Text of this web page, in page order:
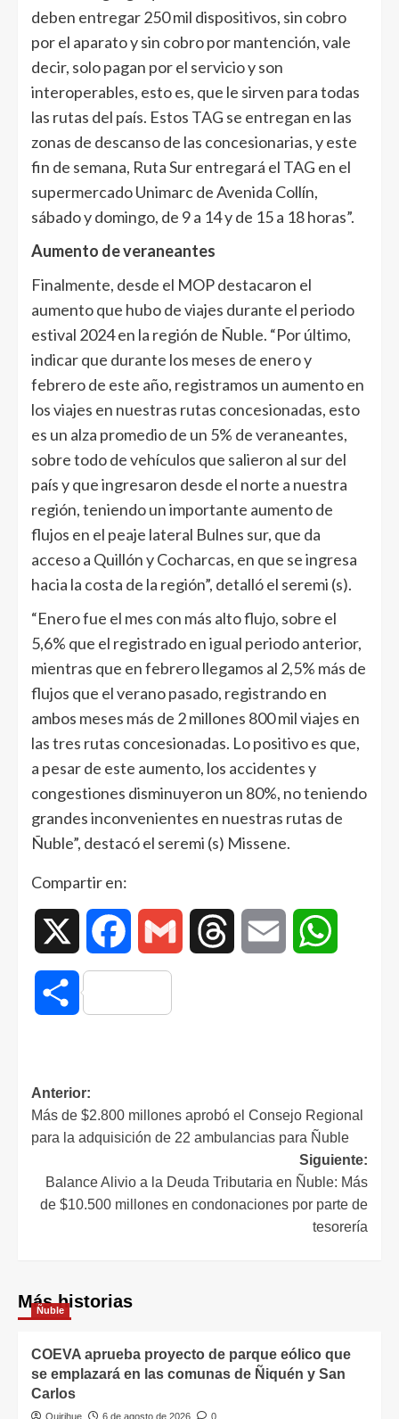
deben entregar 250 mil dispositivos, sin cobro
por el aparato y sin cobro por mantención, vale
decir, solo pagan por el servicio y son
interoperables, esto es, que le sirven para todas
las rutas del país. Estos TAG se entregan en las
zonas de descanso de las concesionarias, y este
fin de semana, Ruta Sur entregará el TAG en el
supermercado Unimarc de Avenida Collín,
sábado y domingo, de 9 a 14 y de 15 a 18 horas”.
Aumento de veraneantes
Finalmente, desde el MOP destacaron el
aumento que hubo de viajes durante el periodo
estival 2024 en la región de Ñuble. “Por último,
indicar que durante los meses de enero y
febrero de este año, registramos un aumento en
los viajes en nuestras rutas concesionadas, esto
es un alza promedio de un 5% de veraneantes,
sobre todo de vehículos que salieron al sur del
país y que ingresaron desde el norte a nuestra
región, teniendo un importante aumento de
flujos en el peaje lateral Bulnes sur, que da
acceso a Quillón y Cocharcas, en que se ingresa
hacia la costa de la región”, detalló el seremi (s).
“Enero fue el mes con más alto flujo, sobre el
5,6% que el registrado en igual periodo anterior,
mientras que en febrero llegamos al 2,5% más de
flujos que el verano pasado, registrando en
ambos meses más de 2 millones 800 mil viajes en
las tres rutas concesionadas. Lo positivo es que,
a pesar de este aumento, los accidentes y
congestiones disminuyeron un 80%, no teniendo
grandes inconvenientes en nuestras rutas de
Ñuble”, destacó el seremi (s) Missene.
Compartir en:
Facebook Gmail Threads Email
Compartir
Anterior:
Más de $2.800 millones aprobó el Consejo Regional
para la adquisición de 22 ambulancias para Ñuble
Siguiente:
Balance Alivio a la Deuda Tributaria en Ñuble: Más
de $10.500 millones en condonaciones por parte de
tesorería
Más historias
Ñuble
COEVA aprueba proyecto de parque eólico que
se emplazará en las comunas de Ñiquén y San
Carlos
Quirihue 6 de agosto de 2026
0